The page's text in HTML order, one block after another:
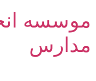
موسسه
مدارس